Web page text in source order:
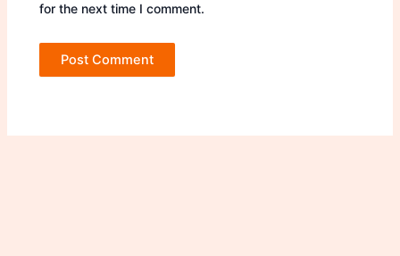
for the next time I comment.